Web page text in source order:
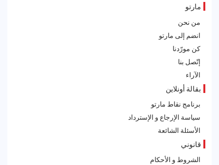
مارتو
من نحن
انضم إلى مارتو
كن مورّدنا
إتّصل بنا
الآراء
بقالة أونلاين
برنامج نقاط مارتو
سياسة الإرجاع و الإسترداد
الأسئلة الشائعة
قانوني
الشروط و الأحكام